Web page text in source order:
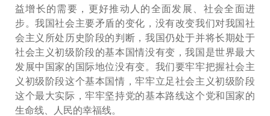
益增长的需要，更好推动人的全面发展、社会全面进
步。我国社会主要矛盾的变化，没有改变我们对我国社
会主义所处历史阶段的判断，我国仍处于并将长期处于
社会主义初级阶段的基本国情没有变，我国是世界最大
发展中国家的国际地位没有变。我们要牢牢把握社会主
义初级阶段这个基本国情，牢牢立足社会主义初级阶段
这个最大实际，牢牢坚持党的基本路线这个党和国家的
生命线、人民的幸福线。